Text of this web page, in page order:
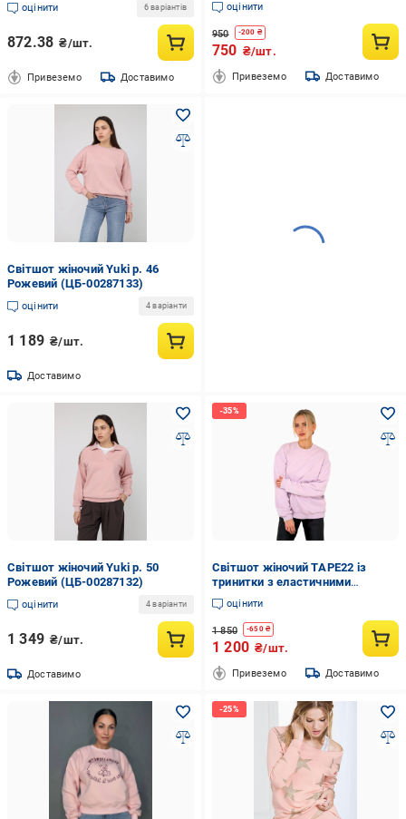
оцінити 6 варіантів
872.38 ₴/шт.
Привеземо Доставимо
оцінити
950 -200 ₴
750 ₴/шт.
Привеземо Доставимо
Світшот жіночий Yuki р. 46
Рожевий (ЦБ-00287133)
оцінити 4 варіанти
1 189 ₴/шт.
Доставимо
Світшот жіночий Yuki р. 50
Рожевий (ЦБ-00287132)
оцінити 4 варіанти
1 349 ₴/шт.
Доставимо
Світшот жіночий ТAPE22 із
тринитки з еластичними
манжетами XS-L Пудровий
оцінити
1 850 -650₴
1 200 ₴/шт.
Привеземо Доставимо